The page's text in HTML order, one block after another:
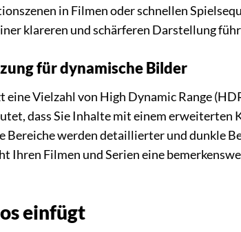
in Filmen oder schnellen
klareren und schärferen Darstellung
für dynamische Bilder
Vielzahl von High Dynamic Range
dass Sie Inhalte mit einem
Bereiche werden detaillierter und dunkle
Ihren Filmen und Serien eine
einfügt